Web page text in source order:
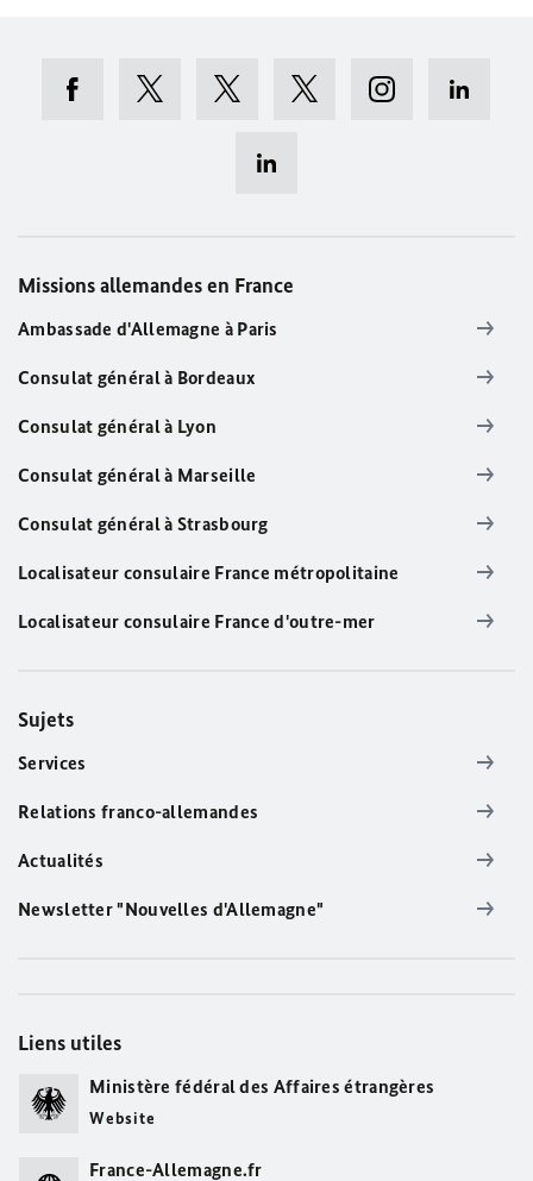
Missions allemandes en France
Ambassade d'Allemagne à Paris
Consulat général à Bordeaux
Consulat général à Lyon
Consulat général à Marseille
Consulat général à Strasbourg
Localisateur consulaire France métropolitaine
Localisateur consulaire France d'outre-mer
Sujets
Services
Relations franco-allemandes
Actualités
Newsletter "Nouvelles d'Allemagne"
Liens utiles
Ministère fédéral des Affaires étrangères
Website
France-Allemagne.fr